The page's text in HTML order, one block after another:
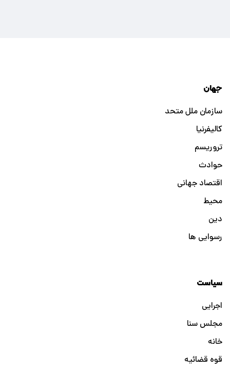
جهان
سازمان ملل متحد
کالیفرنیا
تروریسم
حوادث
اقتصاد جهانی
محیط
دین
رسوایی ها
سیاست
اجرایی
مجلس سنا
خانه
قوه قضائیه